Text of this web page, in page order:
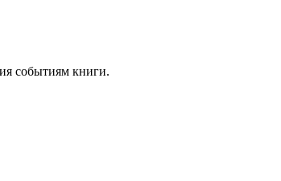
событиям книги.